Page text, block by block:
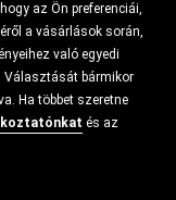
az Ön preferenciái,
a vásárlások során,
való egyedi
Választását bármikor
Ha többet szeretne
és az